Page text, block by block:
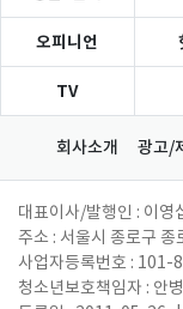
오피니언
TV
회사소개 광고/
대표이사/발행인 : 이영
주소 : 서울시 종로구
사업자등록번호 : 101-
청소년보호책임자 : 안